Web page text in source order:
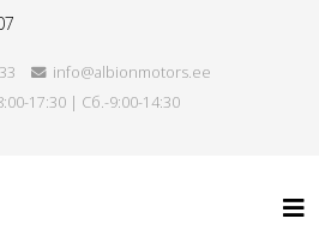
info@albionmotors.ee
17:30 | Сб.-9:00-14:30